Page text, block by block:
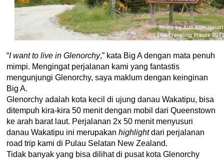
“I want to live in Glenorchy,” kata Big A dengan mata penuh
mimpi. Mengingat perjalanan kami yang fantastis
mengunjungi Glenorchy, saya maklum dengan keinginan
Big A.
Glenorchy adalah kota kecil di ujung danau Wakatipu, bisa
ditempuh kira-kira 50 menit dengan mobil dari Queenstown
ke arah barat laut. Perjalanan 2x 50 menit menyusuri
danau Wakatipu ini merupakanhighlightdari perjalanan
road trip kami di Pulau Selatan New Zealand.
Tidak banyak yang bisa dilihat di pusat kota Glenorchy